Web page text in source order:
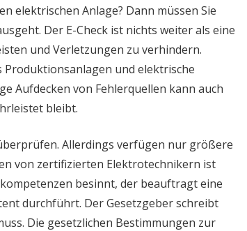
elektrischen Anlage? Dann müssen Sie
Der E-Check ist nichts weiter als eine
und Verletzungen zu verhindern.
und elektrische
Aufdecken von Fehlerquellen kann auch
bleibt.
Allerdings verfügen nur größere
von zertifizierten Elektrotechnikern ist
besinnt, der beauftragt eine
durchführt. Der Gesetzgeber schreibt
Die gesetzlichen Bestimmungen zur